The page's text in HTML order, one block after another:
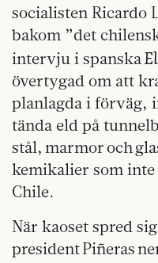
socialisten Ricardo
bakom ”det
intervju i spanska
övertygad om att
planlagda i förväg,
tända eld på
stål, marmor och
kemikalier som
Chile.
När kaoset spred
president Piñeras